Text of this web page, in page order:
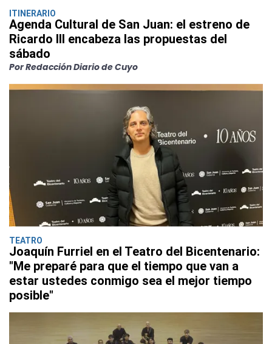
ITINERARIO
Agenda Cultural de San Juan: el estreno de
Ricardo III encabeza las propuestas del
sábado
Por Redacción Diario de Cuyo
TEATRO
Joaquín Furriel en el Teatro del Bicentenario:
"Me preparé para que el tiempo que van a
estar ustedes conmigo sea el mejor tiempo
posible"